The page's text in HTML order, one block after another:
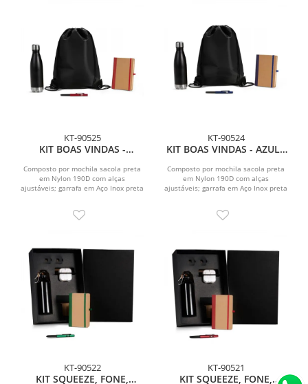
KT-90525
KIT BOAS VINDAS -
Composto por mochila sacola preta
em Nylon 190D com alças
ajustáveis; garrafa em Aço Inox preta
KT-90524
KIT BOAS VINDAS - AZUL -
Composto por mochila sacola preta
em Nylon 190D com alças
ajustáveis; garrafa em Aço Inox preta
KT-90522
KIT SQUEEZE, FONE,
KT-90521
KIT SQUEEZE, FONE,